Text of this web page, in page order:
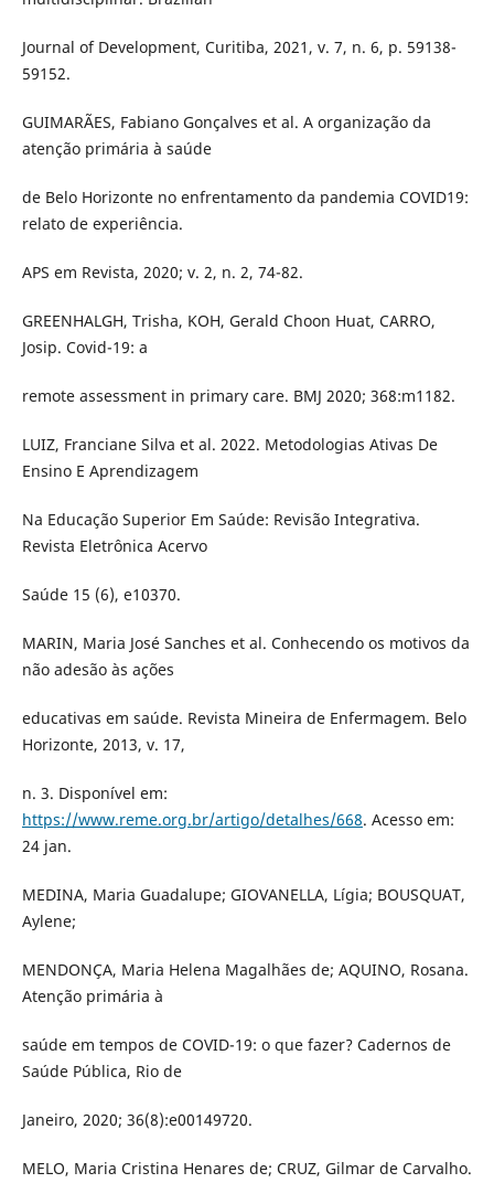
Journal of Development, Curitiba, 2021, v. 7, n. 6, p. 59138-
59152.
GUIMARÃES, Fabiano Gonçalves et al. A organização da
atenção primária à saúde
de Belo Horizonte no enfrentamento da pandemia COVID19:
relato de experiência.
APS em Revista, 2020; v. 2, n. 2, 74-82.
GREENHALGH, Trisha, KOH, Gerald Choon Huat, CARRO,
Josip. Covid-19: a
remote assessment in primary care. BMJ 2020; 368:m1182.
LUIZ, Franciane Silva et al. 2022. Metodologias Ativas De
Ensino E Aprendizagem
Na Educação Superior Em Saúde: Revisão Integrativa.
Revista Eletrônica Acervo
Saúde 15 (6), e10370.
MARIN, Maria José Sanches et al. Conhecendo os motivos da
não adesão às ações
educativas em saúde. Revista Mineira de Enfermagem. Belo
Horizonte, 2013, v. 17,
n. 3. Disponível em:
https://www.reme.org.br/artigo/detalhes/668. Acesso em:
24 jan.
MEDINA, Maria Guadalupe; GIOVANELLA, Lígia; BOUSQUAT,
Aylene;
MENDONÇA, Maria Helena Magalhães de; AQUINO, Rosana.
Atenção primária à
saúde em tempos de COVID-19: o que fazer? Cadernos de
Saúde Pública, Rio de
Janeiro, 2020; 36(8):e00149720.
MELO, Maria Cristina Henares de; CRUZ, Gilmar de Carvalho.